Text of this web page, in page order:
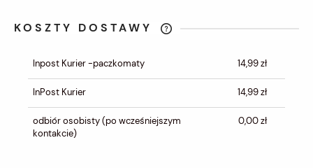
KOSZTY DOSTAWY
Inpost Kurier -paczkomaty 14,99 zł
InPost Kurier 14,99 zł
odbiór osobisty(po wcześniejszym
kontakcie)
0,00 zł